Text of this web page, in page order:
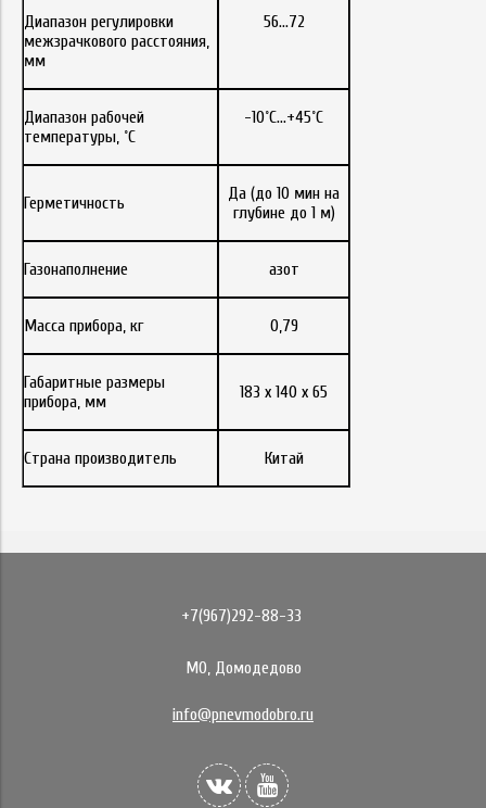
Диапазон регулировки
межзрачкового расстояния,
мм
56...72
Диапазон рабочей
температуры, ˚С
-10˚С…+45˚С
Герметичность
Да (до 10 мин на
глубине до 1 м)
Газонаполнение азот
Масса прибора, кг 0,79
Габаритные размеры
прибора, мм
183 х 140 х 65
Страна производитель Китай
+7(967)292-88-33
МО, Домодедово
info@pnevmodobro.ru